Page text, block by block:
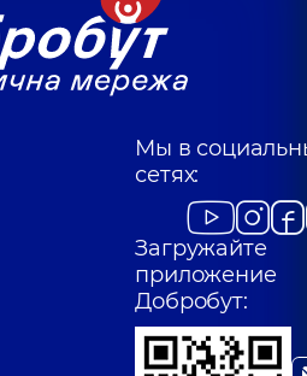
Мы в
сетях:
Загружайте
приложение
Добробут: